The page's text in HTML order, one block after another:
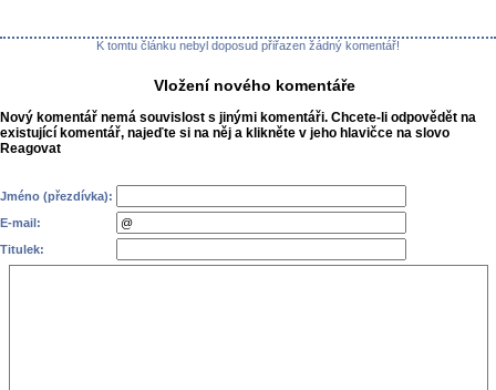
K tomtu článku nebyl doposud přiřazen žádný komentář!
Vložení nového komentáře
Nový komentář nemá souvislost s jinými komentáři. Chcete-li odpovědět na
existující komentář, najeďte si na něj a klikněte v jeho hlavičce na slovo
Reagovat
Jméno (přezdívka):
E-mail:
Titulek: